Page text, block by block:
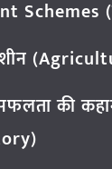
Schemes
की